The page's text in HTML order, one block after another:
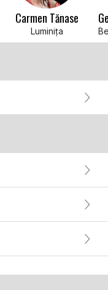
Carmen Tănase
Luminița